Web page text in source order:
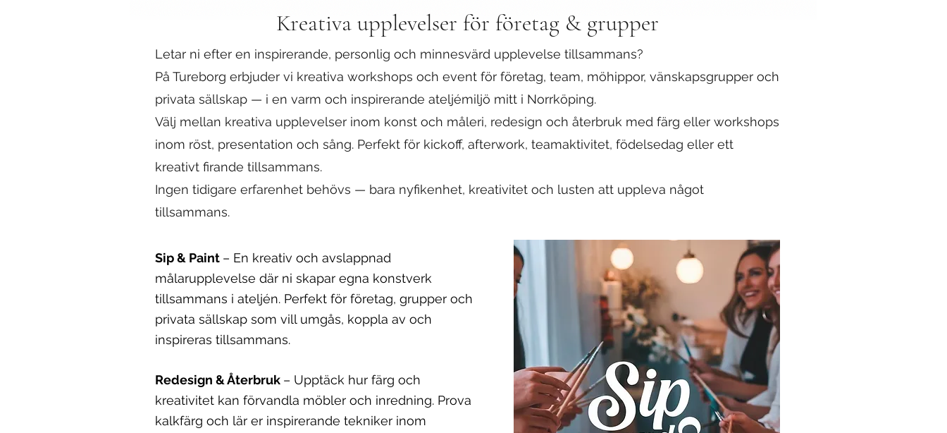
Kreativa upplevelser för företag & grupper
Letar ni efter en inspirerande, personlig och minnesvärd upplevelse tillsammans?
På Tureborg erbjuder vi kreativa workshops och event för företag, team, möhippor, vänskapsgrupper och
privata sällskap — i en varm och inspirerande ateljémiljö mitt i Norrköping.
Välj mellan kreativa upplevelser inom konst och måleri, redesign och återbruk med färg eller workshops
inom röst, presentation och sång. Perfekt för kickoff, afterwork, teamaktivitet, födelsedag eller ett
kreativt firande tillsammans.
Ingen tidigare erfarenhet behövs — bara nyfikenhet, kreativitet och lusten att uppleva något
tillsammans.
Sip & Paint – En kreativ och avslappnad
målarupplevelse där ni skapar egna konstverk
tillsammans i ateljén. Perfekt för företag, grupper och
privata sällskap som vill umgås, koppla av och
inspireras tillsammans.
Redesign & Återbruk – Upptäck hur färg och
kreativitet kan förvandla möbler och inredning. Prova
kalkfärg och lär er inspirerande tekniker inom